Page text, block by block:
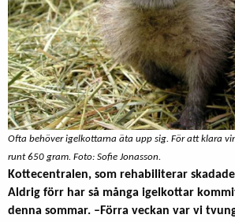
Ofta behöver igelkottarna äta upp sig. För att klara
runt 650 gram. Foto: Sofie Jonasson.
Kottecentralen, som rehabiliterar
Aldrig förr har så många igelkottar
denna sommar. –Förra veckan var vi